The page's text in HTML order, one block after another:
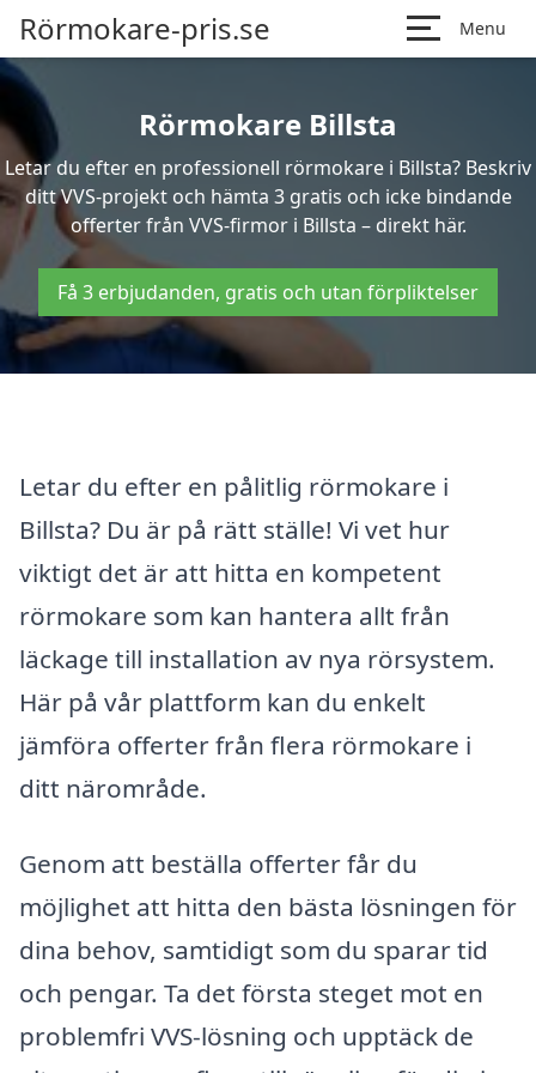
Rörmokare-pris.se Menu
Rörmokare Billsta
Letar du efter en professionell rörmokare i Billsta? Beskriv
ditt VVS-projekt och hämta 3 gratis och icke bindande
offerter från VVS-firmor i Billsta – direkt här.
Få 3 erbjudanden, gratis och utan förpliktelser
Letar du efter en pålitlig rörmokare i
Billsta? Du är på rätt ställe! Vi vet hur
viktigt det är att hitta en kompetent
rörmokare som kan hantera allt från
läckage till installation av nya rörsystem.
Här på vår plattform kan du enkelt
jämföra offerter från flera rörmokare i
ditt närområde.
Genom att beställa offerter får du
möjlighet att hitta den bästa lösningen för
dina behov, samtidigt som du sparar tid
och pengar. Ta det första steget mot en
problemfri VVS-lösning och upptäck de